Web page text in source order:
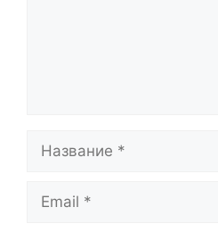
Название
Email